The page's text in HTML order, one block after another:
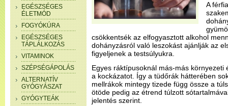
EGÉSZSÉGES
ÉLETMÓD
FOGYÓKÚRA
EGÉSZSÉGES
TÁPLÁLKOZÁS
VITAMINOK
SZÉPSÉGÁPOLÁS
ALTERNATÍV
GYÓGYÁSZAT
GYÓGYTEÁK
A
csökkentsék az elfogyasztott alkohol
dohányzásról való leszokást ajánlják az
figyeljenek a testsúlyukra.
Egyes ráktípusoknál más-más környezeti
a kockázatot. Így a tüdőrák hátterében
mellrákok mintegy tizede függ össze a
ötöde pedig az étrend túlzott
jelentés szerint.